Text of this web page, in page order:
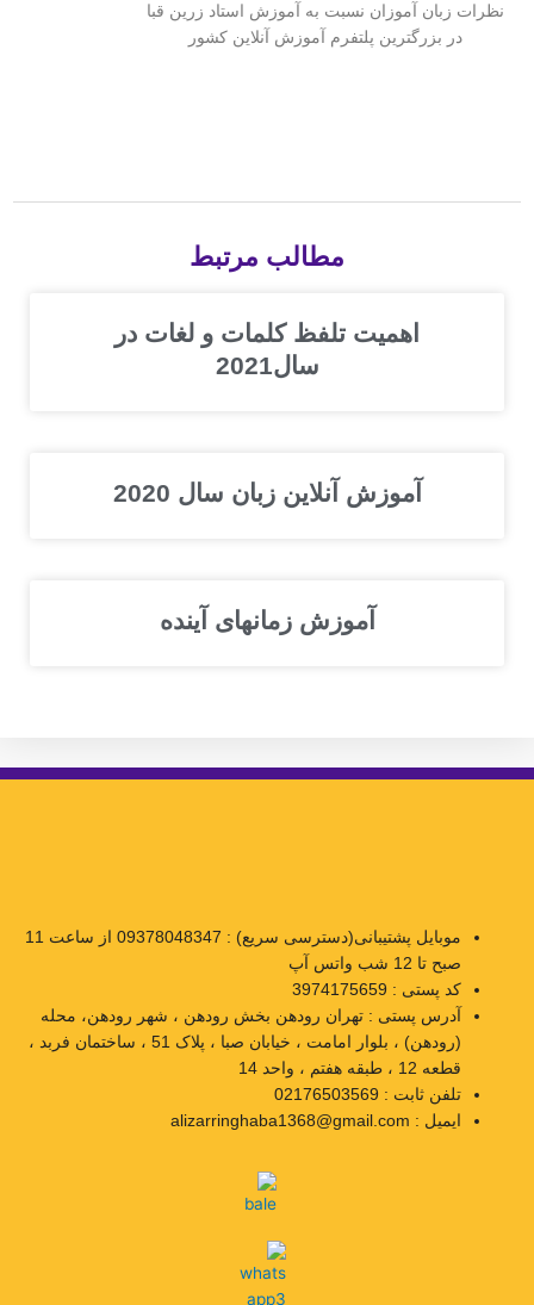
نظرات زبان آموزان نسبت به آموزش استاد زرین قبا
در بزرگترین پلتفرم آموزش آنلاین کشور
مطالب مرتبط
اهمیت تلفظ کلمات و لغات در
سال2021
آموزش آنلاین زبان سال 2020
آموزش زمانهای آینده
موبایل پشتیبانی(دسترسی سریع) : 09378048347 از ساعت 11
صبح تا 12 شب واتس آپ
کد پستی : 3974175659
آدرس پستی : تهران رودهن بخش رودهن ، شهر رودهن، محله
(رودهن) ، بلوار امامت ، خیابان صبا ، پلاک 51 ، ساختمان فربد ،
قطعه 12 ، طبقه هفتم ، واحد 14
تلفن ثابت : 02176503569
ایمیل : alizarringhaba1368@gmail.com